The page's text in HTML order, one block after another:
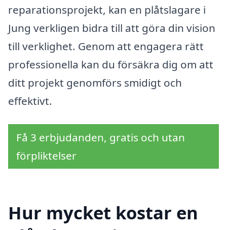
reparationsprojekt, kan en plåtslagare i
Jung verkligen bidra till att göra din vision
till verklighet. Genom att engagera rätt
professionella kan du försäkra dig om att
ditt projekt genomförs smidigt och
effektivt.
Få 3 erbjudanden, gratis och utan
förpliktelser
Hur mycket kostar en